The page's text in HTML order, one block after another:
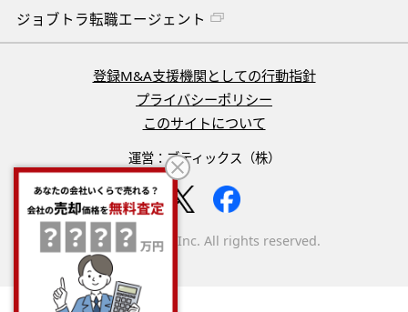
ジョブトラ転職エージェント
登録M&A支援機関としての行動指針
プライバシーポリシー
このサイトについて
運営：ブティックス（株）
(C) Boutiques, Inc. All rights reserved.